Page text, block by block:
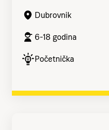
Dubrovnik
6-18 godina
Početnička